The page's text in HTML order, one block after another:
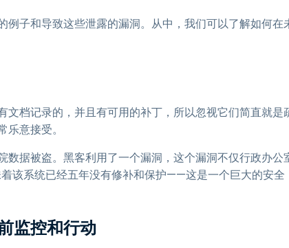
子和导致这些泄露的漏洞。从中，我们可以了解如何在
档记录的，并且有可用的补丁，所以忽视它们简直就是
意接受。
数据被盗。黑客利用了一个漏洞，这个漏洞不仅行政办公
该系统已经五年没有修补和保护——这是一个巨大的安全
监控和行动